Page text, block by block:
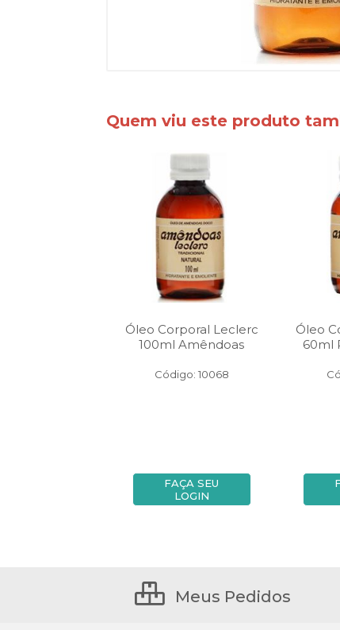
Quem viu este produto
Óleo Corporal Leclerc
100ml Amêndoas
Código: 10068
FAÇA SEU
LOGIN
Óleo
60ml
Meus Pedidos